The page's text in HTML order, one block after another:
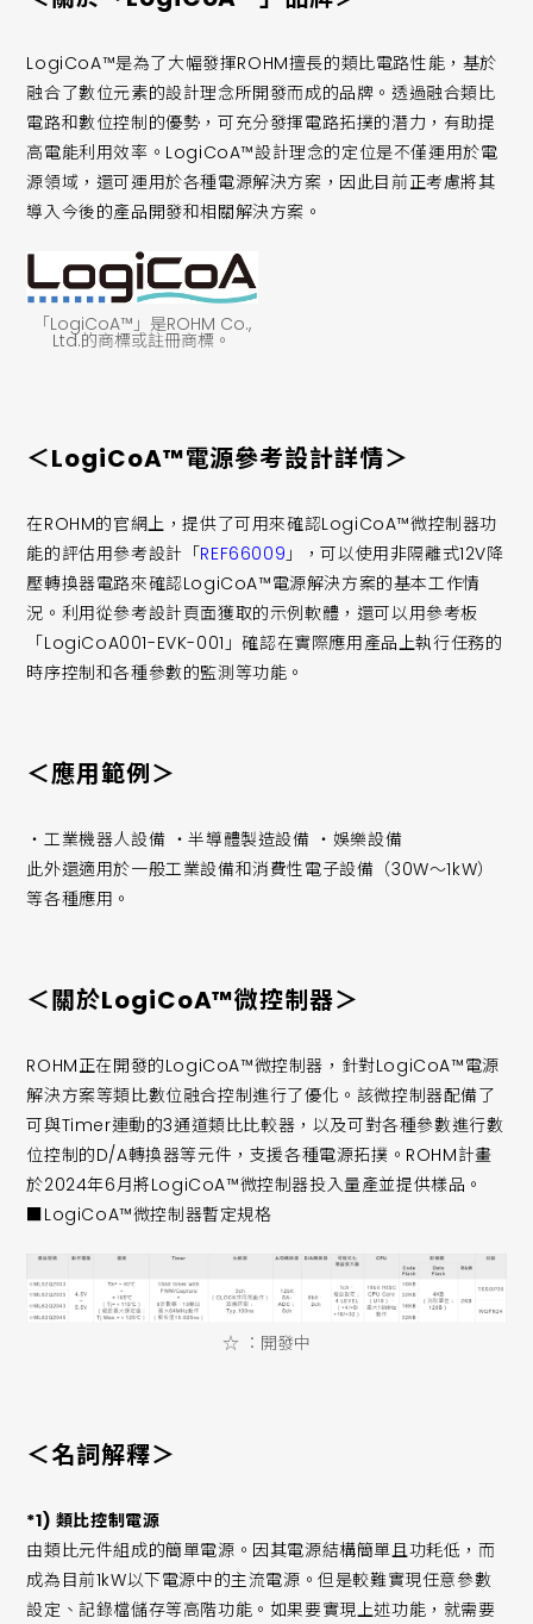
「LogiCoA™」是ROHM Co.,
Ltd.的商標或註冊商標。
LogiCoA™是為了大幅發揮ROHM擅長的類比電路性能，基於
融合了數位元素的設計理念所開發而成的品牌。透過融合類比
電路和數位控制的優勢，可充分發揮電路拓撲的潛力，有助提
高電能利用效率。LogiCoA™設計理念的定位是不僅運用於電
源領域，還可運用於各種電源解決方案，因此目前正考慮將其
導入今後的產品開發和相關解決方案。
＜LogiCoA™電源參考設計詳情＞
在ROHM的官網上，提供了可用來確認LogiCoA™微控制器功
能的評估用參考設計「REF66009 」，可以使用非隔離式12V降
壓轉換器電路來確認LogiCoA™電源解決方案的基本工作情
況。利用從參考設計頁面獲取的示例軟體，還可以用參考板
「LogiCoA001-EVK-001」確認在實際應用產品上執行任務的
時序控制和各種參數的監測等功能。
＜應用範例＞
・工業機器人設備 ・半導體製造設備 ・娛樂設備
此外還適用於一般工業設備和消費性電子設備（30W～1kW）
等各種應用。
＜關於LogiCoA™微控制器＞
☆ ：開發中
ROHM正在開發的LogiCoA™微控制器，針對LogiCoA™電源
解決方案等類比數位融合控制進行了優化。該微控制器配備了
可與Timer連動的3通道類比比較器，以及可對各種參數進行數
位控制的D/A轉換器等元件，支援各種電源拓撲。ROHM計畫
於2024年6月將LogiCoA™微控制器投入量產並提供樣品。
■LogiCoA™微控制器暫定規格
＜名詞解釋＞
*1) 類比控制電源
由類比元件組成的簡單電源。因其電源結構簡單且功耗低，而
成為目前1kW以下電源中的主流電源。但是較難實現任意參數
設定、記錄檔儲存等高階功能。如果要實現上述功能，就需要